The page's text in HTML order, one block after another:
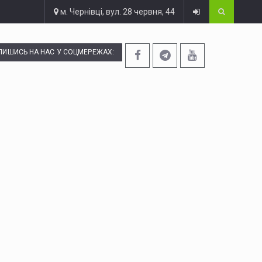
м. Чернівці, вул. 28 червня, 44
НА НАС У СОЦМЕРЕЖАХ: